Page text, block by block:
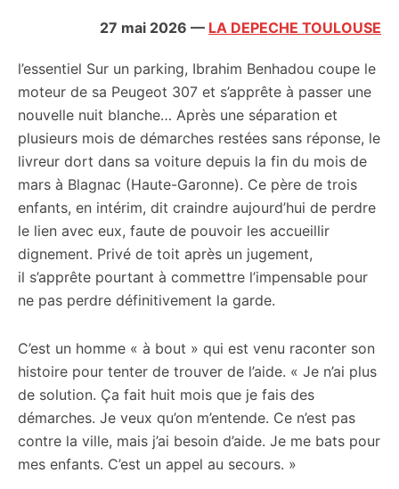
27 mai 2026 — LA DEPECHE TOULOUSE
l’essentiel Sur un parking, Ibrahim Benhadou coupe le
moteur de sa Peugeot 307 et s’apprête à passer une
nouvelle nuit blanche… Après une séparation et
plusieurs mois de démarches restées sans réponse, le
livreur dort dans sa voiture depuis la fin du mois de
mars à Blagnac (Haute-Garonne). Ce père de trois
enfants, en intérim, dit craindre aujourd’hui de perdre
le lien avec eux, faute de pouvoir les accueillir
dignement. Privé de toit après un jugement,
il s’apprête pourtant à commettre l’impensable pour
ne pas perdre définitivement la garde.
C’est un homme « à bout » qui est venu raconter son
histoire pour tenter de trouver de l’aide. « Je n’ai plus
de solution. Ça fait huit mois que je fais des
démarches. Je veux qu’on m’entende. Ce n’est pas
contre la ville, mais j’ai besoin d’aide. Je me bats pour
mes enfants. C’est un appel au secours. »